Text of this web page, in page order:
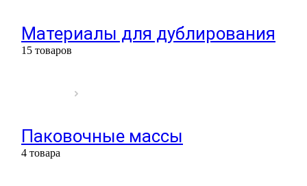
Материалы для дублирования
15 товаров
Паковочные массы
4 товара